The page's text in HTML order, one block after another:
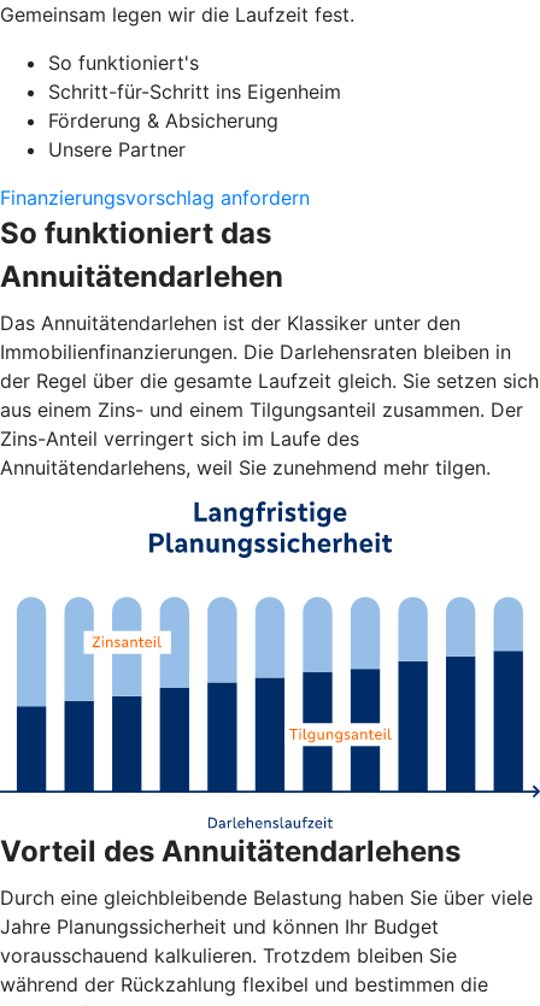
Gemeinsam legen wir die Laufzeit fest.
So funktioniert's
Schritt-für-Schritt ins Eigenheim
Förderung & Absicherung
Unsere Partner
Finanzierungsvorschlag anfordern
So funktioniert das
Annuitätendarlehen
Das Annuitätendarlehen ist der Klassiker unter den
Immobilienfinanzierungen. Die Darlehensraten bleiben in
der Regel über die gesamte Laufzeit gleich. Sie setzen sich
aus einem Zins- und einem Tilgungsanteil zusammen. Der
Zins-Anteil verringert sich im Laufe des
Annuitätendarlehens, weil Sie zunehmend mehr tilgen.
Vorteil des Annuitätendarlehens
Durch eine gleichbleibende Belastung haben Sie über viele
Jahre Planungssicherheit und können Ihr Budget
vorausschauend kalkulieren. Trotzdem bleiben Sie
während der Rückzahlung flexibel und bestimmen die